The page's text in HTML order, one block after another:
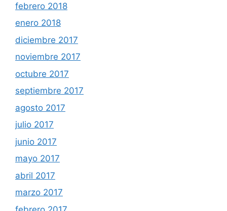
febrero 2018
enero 2018
diciembre 2017
noviembre 2017
octubre 2017
septiembre 2017
agosto 2017
julio 2017
junio 2017
mayo 2017
abril 2017
marzo 2017